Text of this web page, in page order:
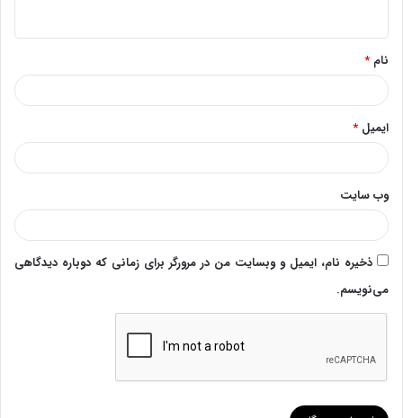
*
نام *
ایمیل *
وب‌ سایت
ذخیره نام، ایمیل و وبسایت من در مرورگر برای زمانی که دوباره دیدگاهی
می‌نویسم.